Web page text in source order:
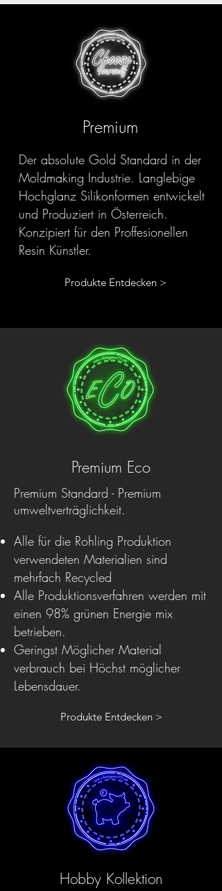
Premium
Der absolute Gold Standard in der
Moldmaking Industrie. Langlebige
Hochglanz Silikonformen entwickelt
und Produziert in Österreich.
Konzipiert für den Proffesionellen
Resin Künstler.
Produkte Entdecken >
Premium Eco
Premium Standard - Premium
umweltverträglichkeit.
Alle für die Rohling Produktion
verwendeten Materialien sind
mehrfach Recycled
Alle Produktionsverfahren werden mit
einen 98% grünen Energie mix
betrieben.
Geringst Möglicher Material
verbrauch bei Höchst möglicher
Lebensdauer.
Produkte Entdecken >
Hobby Kollektion